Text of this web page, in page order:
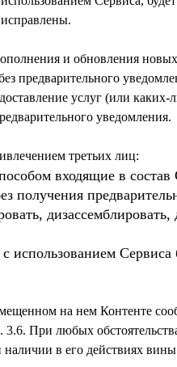
и обновления
предварительного
услуг (или
входящие в
использованием
на нем Контенте
При любых